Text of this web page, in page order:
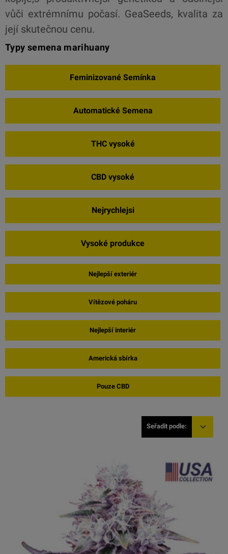
vůči extrémnímu počasí. GeaSeeds, kvalita za
její skutečnou cenu.
Typy semena marihuany
Feminizované Semínka
Automatické Semena
THC vysoké
CBD vysoké
Nejrychlejsi
Vysoké produkce
Nejlepší exteriér
Vítězové poháru
Nejlepší interiér
Americká sbírka
Pouze CBD
Seřadit podle: